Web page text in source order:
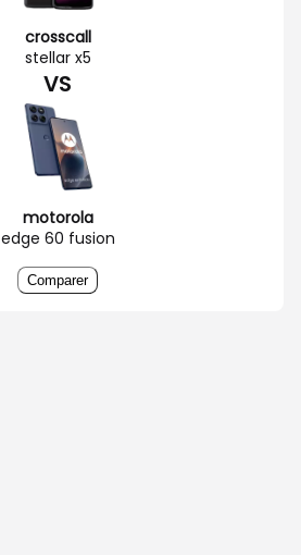
crosscall
stellar x5
VS
motorola
edge 60 fusion
Comparer